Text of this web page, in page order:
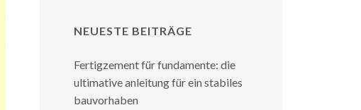
NEUESTE BEITRÄGE
Fertigzement für fundamente: die
ultimative anleitung für ein stabiles
bauvorhaben